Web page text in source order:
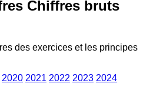
Chiffres bruts
des exercices et les principes
2020 2021 2022 2023 2024